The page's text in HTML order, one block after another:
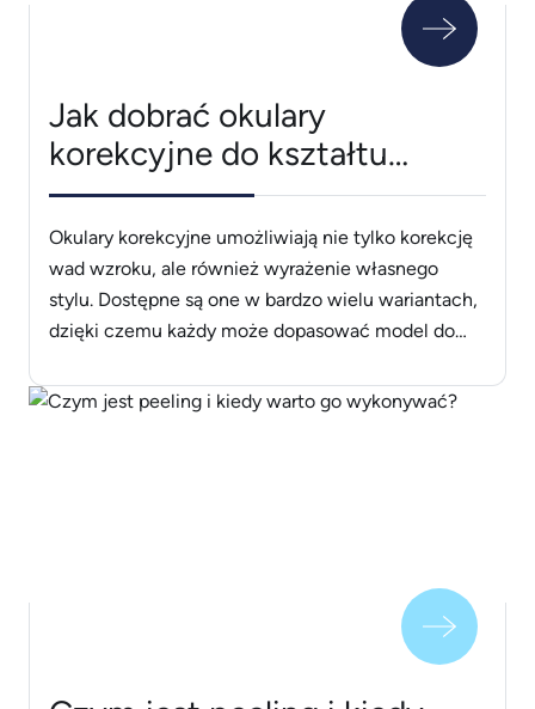
Jak dobrać okulary
korekcyjne do kształtu
twarzy?
Okulary korekcyjne umożliwiają nie tylko korekcję
wad wzroku, ale również wyrażenie własnego
stylu. Dostępne są one w bardzo wielu wariantach,
dzięki czemu każdy może dopasować model do
Bardzo istotne jest również dobranie okularów